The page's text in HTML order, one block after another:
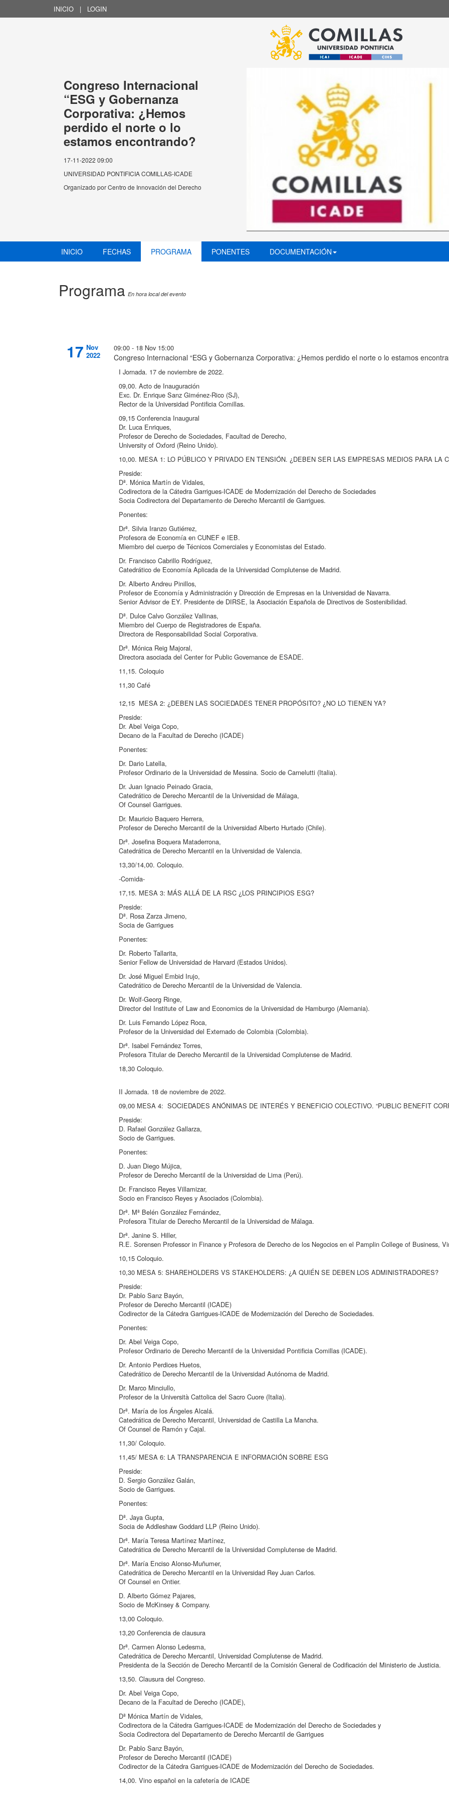
INICIO | LOGIN
Congreso Internacional
“ESG y Gobernanza
Corporativa: ¿Hemos
perdido el norte o lo
estamos encontrando?
17-11-2022 09:00
UNIVERSIDAD PONTIFICIA COMILLAS-ICADE
Organizado porCentro de Innovación del Derecho
INICIO FECHAS PROGRAMA PONENTES DOCUMENTACIÓN
Programa En hora local del evento
17 Nov
2022
09:00 - 18 Nov 15:00
Congreso Internacional “ESG y Gobernanza Corporativa: ¿Hemos perdido el norte o lo estamos
I Jornada. 17 de noviembre de 2022.
09,00. Acto de Inauguración
Exc. Dr. Enrique Sanz Giménez-Rico (SJ),
Rector de la Universidad Pontificia Comillas.
09,15 Conferencia Inaugural
Dr. Luca Enriques,
Profesor de Derecho de Sociedades, Facultad de Derecho,
University of Oxford (Reino Unido).
10,00. MESA 1: LO PÚBLICO Y PRIVADO EN TENSIÓN. ¿DEBEN SER LAS EMPRESAS MEDIOS PARA LA
Preside:
Dª. Mónica Martín de Vidales,
Codirectora de la Cátedra Garrigues-ICADE de Modernización del Derecho de Sociedades
Socia Codirectora del Departamento de Derecho Mercantil de Garrigues.
Ponentes:
Drª. Silvia Iranzo Gutiérrez,
Profesora de Economía en CUNEF e IEB.
Miembro del cuerpo de Técnicos Comerciales y Economistas del Estado.
Dr. Francisco Cabrillo Rodríguez,
Catedrático de Economía Aplicada de la Universidad Complutense de Madrid.
Dr. Alberto Andreu Pinillos,
Profesor de Economía y Administración y Dirección de Empresas en la Universidad de Navarra.
Senior Advisor de EY. Presidente de DIRSE, la Asociación Española de Directivos de Sostenibilidad.
Dª. Dulce Calvo González Vallinas,
Miembro del Cuerpo de Registradores de España.
Directora de Responsabilidad Social Corporativa.
Drª. Mónica Reig Majoral,
Directora asociada del Center for Public Governance de ESADE.
11,15. Coloquio
11,30 Café
12,15 MESA 2: ¿DEBEN LAS SOCIEDADES TENER PROPÓSITO? ¿NO LO TIENEN YA?
Preside:
Dr. Abel Veiga Copo,
Decano de la Facultad de Derecho (ICADE)
Ponentes:
Dr. Dario Latella,
Profesor Ordinario de la Universidad de Messina. Socio de Carnelutti (Italia).
Dr. Juan Ignacio Peinado Gracia,
Catedrático de Derecho Mercantil de la Universidad de Málaga,
Of Counsel Garrigues.
Dr. Mauricio Baquero Herrera,
Profesor de Derecho Mercantil de la Universidad Alberto Hurtado (Chile).
Drª. Josefina Boquera Mataderrona,
Catedrática de Derecho Mercantil en la Universidad de Valencia.
13,30/14,00. Coloquio.
-Comida-
17,15. MESA 3: MÁS ALLÁ DE LA RSC ¿LOS PRINCIPIOS ESG?
Preside:
Dª. Rosa Zarza Jimeno,
Socia de Garrigues
Ponentes:
Dr. Roberto Tallarita,
Senior Fellow de Universidad de Harvard (Estados Unidos).
Dr. José Miguel Embid Irujo,
Catedrático de Derecho Mercantil de la Universidad de Valencia.
Dr. Wolf-Georg Ringe,
Director del Institute of Law and Economics de la Universidad de Hamburgo (Alemania).
Dr. Luis Fernando López Roca,
Profesor de la Universidad del Externado de Colombia (Colombia).
Drª. Isabel Fernández Torres,
Profesora Titular de Derecho Mercantil de la Universidad Complutense de Madrid.
18,30 Coloquio.
II Jornada. 18 de noviembre de 2022.
09,00 MESA 4: SOCIEDADES ANÓNIMAS DE INTERÉS Y BENEFICIO COLECTIVO. “PUBLIC BENEFIT
Preside:
D. Rafael González Gallarza,
Socio de Garrigues.
Ponentes:
D. Juan Diego Mújica,
Profesor de Derecho Mercantil de la Universidad de Lima (Perú).
Dr. Francisco Reyes Villamizar,
Socio en Francisco Reyes y Asociados (Colombia).
Drª. Mª Belén González Fernández,
Profesora Titular de Derecho Mercantil de la Universidad de Málaga.
Drª. Janine S. Hiller,
R.E. Sorensen Professor in Finance y Profesora de Derecho de los Negocios en el Pamplin College of Business,
10,15 Coloquio.
10,30 MESA 5: SHAREHOLDERS VS STAKEHOLDERS: ¿A QUIÉN SE DEBEN LOS ADMINISTRADORES?
Preside:
Dr. Pablo Sanz Bayón,
Profesor de Derecho Mercantil (ICADE)
Codirector de la Cátedra Garrigues-ICADE de Modernización del Derecho de Sociedades.
Ponentes:
Dr. Abel Veiga Copo,
Profesor Ordinario de Derecho Mercantil de la Universidad Pontificia Comillas (ICADE).
Dr. Antonio Perdices Huetos,
Catedrático de Derecho Mercantil de la Universidad Autónoma de Madrid.
Dr. Marco Minciullo,
Profesor de la Università Cattolica del Sacro Cuore (Italia).
Drª. María de los Ángeles Alcalá.
Catedrática de Derecho Mercantil, Universidad de Castilla La Mancha.
Of Counsel de Ramón y Cajal.
11,30/ Coloquio.
11,45/ MESA 6: LA TRANSPARENCIA E INFORMACIÓN SOBRE ESG
Preside:
D. Sergio González Galán,
Socio de Garrigues.
Ponentes:
Dª. Jaya Gupta,
Socia de Addleshaw Goddard LLP (Reino Unido).
Drª. María Teresa Martínez Martínez,
Catedrática de Derecho Mercantil de la Universidad Complutense de Madrid.
Drª. María Enciso Alonso-Muñumer,
Catedrática de Derecho Mercantil en la Universidad Rey Juan Carlos.
Of Counsel en Ontier.
D. Alberto Gómez Pajares,
Socio de McKinsey & Company.
13,00 Coloquio.
13,20 Conferencia de clausura
Drª. Carmen Alonso Ledesma,
Catedrática de Derecho Mercantil, Universidad Complutense de Madrid.
Presidenta de la Sección de Derecho Mercantil de la Comisión General de Codificación del Ministerio de Justicia.
13,50. Clausura del Congreso.
Dr. Abel Veiga Copo,
Decano de la Facultad de Derecho (ICADE),
Dª Mónica Martín de Vidales,
Codirectora de la Cátedra Garrigues-ICADE de Modernización del Derecho de Sociedades y
Socia Codirectora del Departamento de Derecho Mercantil de Garrigues
Dr. Pablo Sanz Bayón,
Profesor de Derecho Mercantil (ICADE)
Codirector de la Cátedra Garrigues-ICADE de Modernización del Derecho de Sociedades.
14,00. Vino español en la cafetería de ICADE